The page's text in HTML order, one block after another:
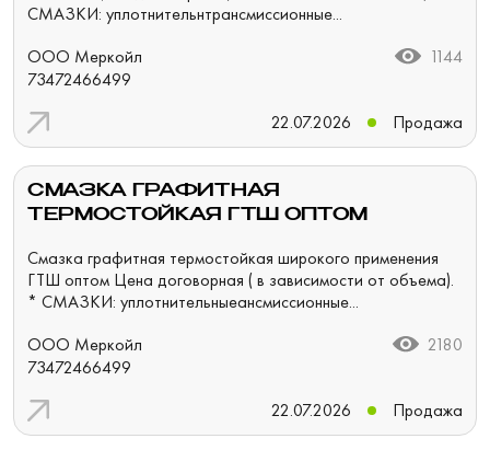
СМАЗКИ: уплотнительнтрансмиссионные...
ООО Меркойл
73472466499
1144
22.07.2026 Продажа
СМАЗКА ГРАФИТНАЯ
ТЕРМОСТОЙКАЯ ГТШ ОПТОМ
Смазка графитная термостойкая широкого применения
ГТШ оптом Цена договорная ( в зависимости от объема).
* СМАЗКИ: уплотнительныеансмиссионные...
ООО Меркойл
73472466499
2180
22.07.2026 Продажа